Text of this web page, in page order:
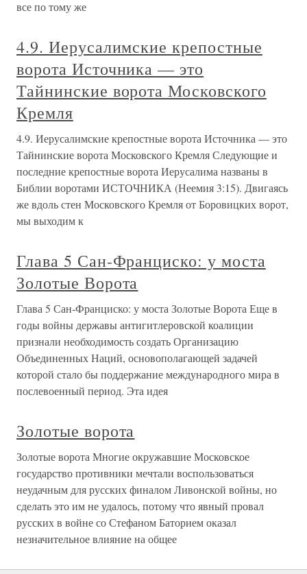
все по тому же
4.9. Иерусалимские крепостные
ворота Источника — это
Тайнинские ворота Московского
Кремля
4.9. Иерусалимские крепостные ворота Источника — это
Тайнинские ворота Московского Кремля Следующие и
последние крепостные ворота Иерусалима названы в
Библии воротами ИСТОЧНИКА (Неемия 3:15). Двигаясь
же вдоль стен Московского Кремля от Боровицких ворот,
мы выходим к
Глава 5 Сан-Франциско: у моста
Золотые Ворота
Глава 5 Сан-Франциско: у моста Золотые Ворота Еще в
годы войны державы антигитлеровской коалиции
признали необходимость создать Организацию
Объединенных Наций, основополагающей задачей
которой стало бы поддержание международного мира в
послевоенный период. Эта идея
Золотые ворота
Золотые ворота Многие окружавшие Московское
государство противники мечтали воспользоваться
неудачным для русских финалом Ливонской войны, но
сделать это им не удалось, потому что явный провал
русских в войне со Стефаном Баторием оказал
незначительное влияние на общее